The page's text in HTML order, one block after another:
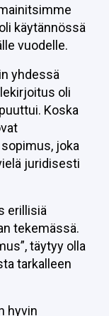
käytännössä
vuodelle.
yhdessä
oli
Koska
joka
juridisesti
erillisiä
tekemässä.
täytyy olla
tarkalleen
hyvin